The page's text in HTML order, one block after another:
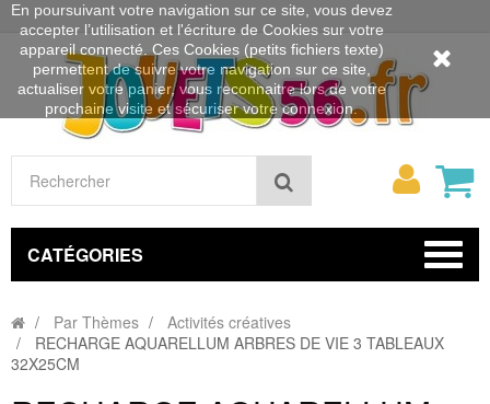
Rechercher
Mon
CATÉGORIES
Par Thèmes
Activités créatives
RECHARGE AQUARELLUM ARBRES DE VIE 3 TABLEAUX
32X25CM
En poursuivant votre navigation sur ce site, vous devez
accepter l’utilisation et l'écriture de Cookies sur votre
appareil connecté. Ces Cookies (petits fichiers texte)
permettent de suivre votre navigation sur ce site,
actualiser votre panier, vous reconnaitre lors de votre
prochaine visite et sécuriser votre connexion.